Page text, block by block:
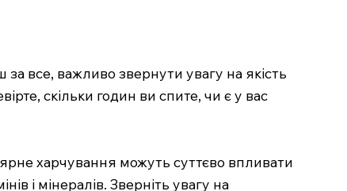
за все, важливо звернути увагу на якість
скільки годин ви спите, чи є у вас
харчування можуть суттєво впливати
і мінералів. Зверніть увагу на